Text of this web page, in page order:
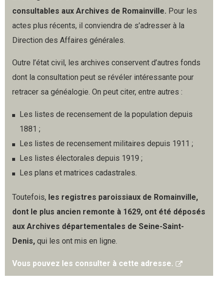
consultables aux Archives de Romainville. Pour les
actes plus récents, il conviendra de s’adresser à la
Direction des Affaires générales.
Outre l’état civil, les archives conservent d’autres fonds
dont la consultation peut se révéler intéressante pour
retracer sa généalogie. On peut citer, entre autres :
Les listes de recensement de la population depuis
1881 ;
Les listes de recensement militaires depuis 1911 ;
Les listes électorales depuis 1919 ;
Les plans et matrices cadastrales.
Toutefois, les registres paroissiaux de Romainville,
dont le plus ancien remonte à 1629, ont été déposés
aux Archives départementales de Seine-Saint-
Denis, qui les ont mis en ligne.
Vous pouvez les consulter à cette adresse.